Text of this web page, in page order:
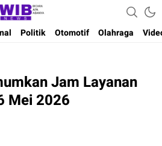
Wibnews
Indonesia Bicara
Politik Otomotif Olahraga
Jam Layanan
Mei 2026